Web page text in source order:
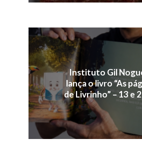
Instituto Gil
lança o livro “As
de Livrinho” – 13 e